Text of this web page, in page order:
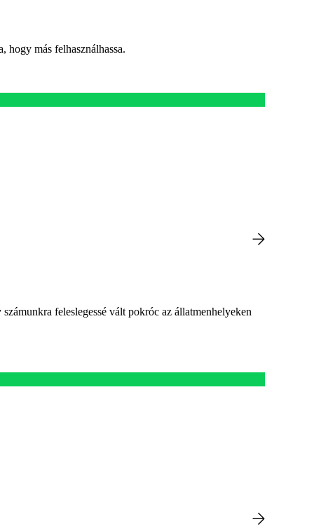
hogy más felhasználhassa.
feleslegessé vált pokróc az állatmenhelyeken